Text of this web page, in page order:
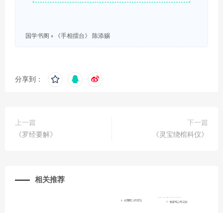
国学书阁 » 《手相擂台》 陈添赐
分享到：
上一篇
《罗经要解》
下一篇
《灵宝绕棺科仪》
相关推荐